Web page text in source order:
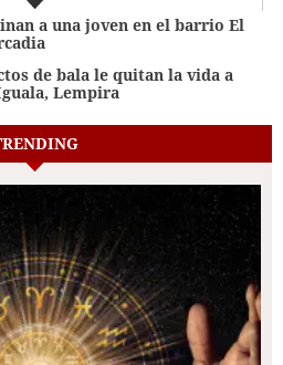
a una joven en el barrio El
de bala le quitan la vida a
Lempira